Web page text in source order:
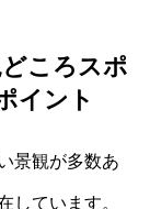
ころスポ
イント
景観が多数あ
しています。